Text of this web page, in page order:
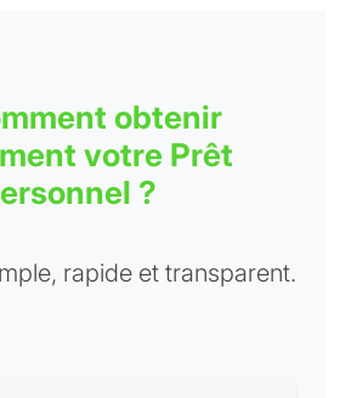
obtenir
votre Prêt
?
rapide et transparent.